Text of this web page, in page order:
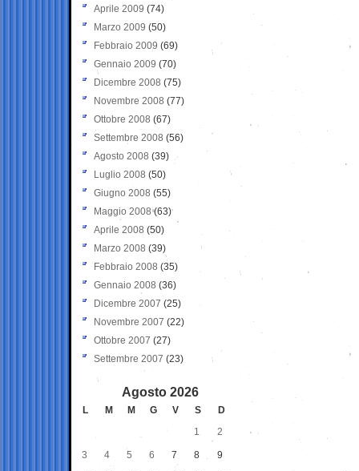
Aprile 2009 (74)
Marzo 2009 (50)
Febbraio 2009 (69)
Gennaio 2009 (70)
Dicembre 2008 (75)
Novembre 2008 (77)
Ottobre 2008 (67)
Settembre 2008 (56)
Agosto 2008 (39)
Luglio 2008 (50)
Giugno 2008 (55)
Maggio 2008(63)
Aprile 2008 (50)
Marzo 2008 (39)
Febbraio 2008 (35)
Gennaio 2008 (36)
Dicembre 2007 (25)
Novembre 2007 (22)
Ottobre 2007 (27)
Settembre 2007 (23)
Agosto 2026
L M M G V S
D
1
2
3 4 5 6 7 8 9